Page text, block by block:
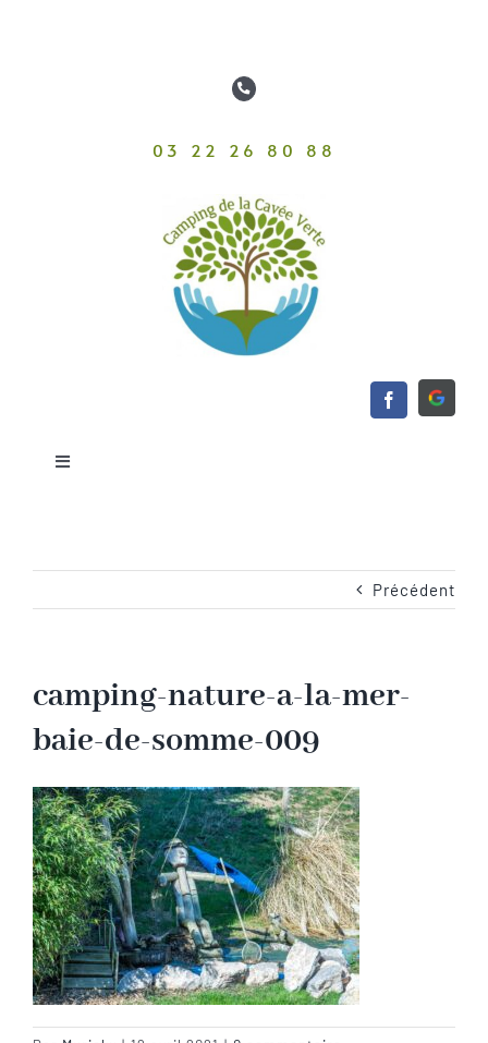
03 22 26 80 88
Toggle
Les services
Les tarifs
Les activités en Baie de Somme
Les photos du camping
Visite virtuelle
Précédent
camping-nature-a-la-mer-
baie-de-somme-009